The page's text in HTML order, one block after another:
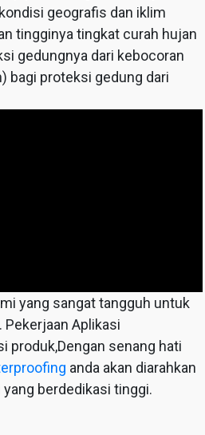
geografis dan iklim
tingginya tingkat curah hujan
gedungnya dari kebocoran
bagi proteksi gedung dari
yang sangat tangguh untuk
Aplikasi
produk,Dengan senang hati
anda akan diarahkan
berdedikasi tinggi.